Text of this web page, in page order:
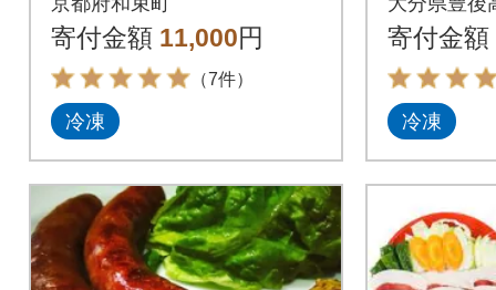
付
寄付金額 11,000円
（7件）
冷凍
寄付金額
冷凍